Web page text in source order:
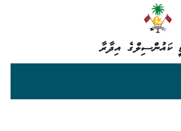
ކައުންސިލްގެ އިދާރާ